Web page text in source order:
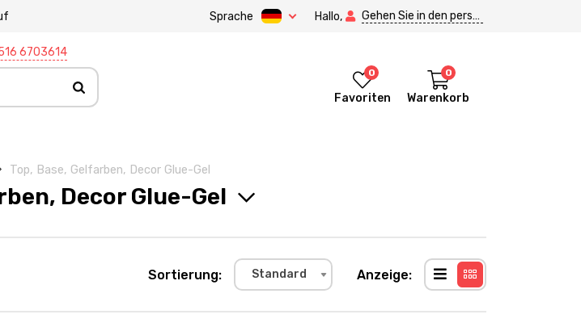
Sprache Hallo, Gehen Sie in den persönlichen Bereich.
6703614
0
Favoriten
0
Warenkorb
Top, Base, Gelfarben, Decor Glue-Gel
Decor Glue-Gel
Sortierung: Standard Anzeige: